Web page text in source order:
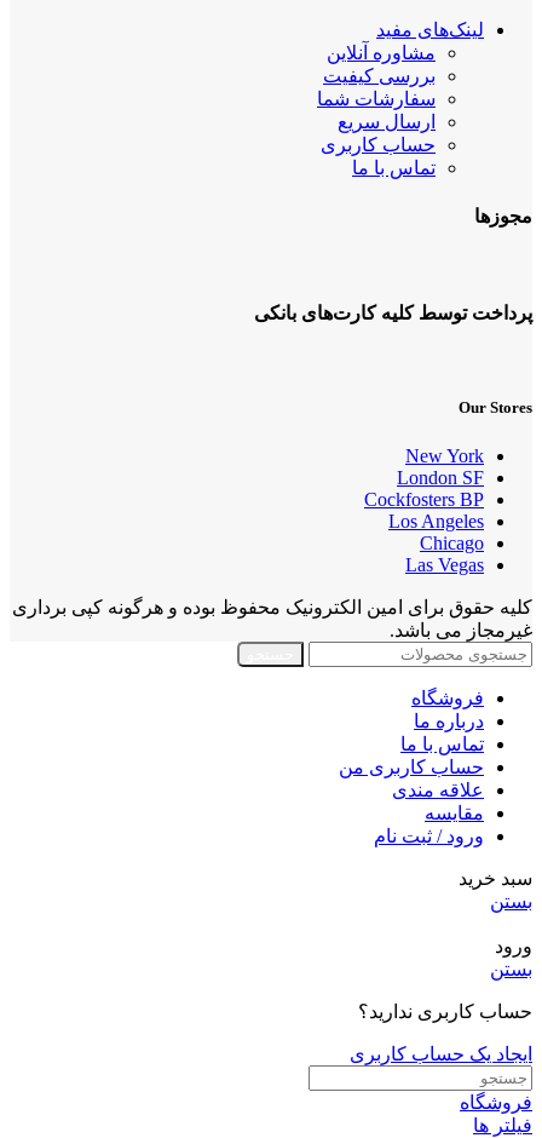
لینک‌های مفید
مشاوره آنلاین
بررسی کیفیت
سفارشات شما
ارسال سریع
حساب کاربری
تماس با ما
مجوزها
پرداخت توسط کلیه کارت‌های بانکی
Our Stores
New York
London SF
Cockfosters BP
Los Angeles
Chicago
Las Vegas
کلیه حقوق برای امین الکترونیک محفوظ بوده و هرگونه کپی برداری
غیرمجاز می باشد.
فروشگاه
درباره ما
تماس با ما
حساب کاربری من
علاقه مندی
مقايسه
ورود / ثبت نام
سبد خرید
بستن
ورود
بستن
حساب کاربری ندارید؟
ایجاد یک حساب کاربری
فروشگاه
فیلتر ها